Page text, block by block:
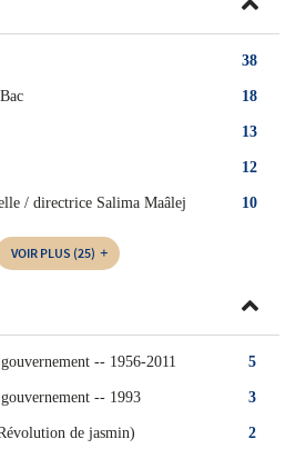
38
18
13
12
10
/ directrice Salima Maâlej
VOIR PLUS (25)
5
-- 1956-2011
3
-- 1993
2
de jasmin)